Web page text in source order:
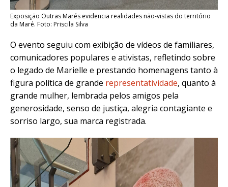
Exposição Outras Marés evidencia realidades não-vistas do território
da Maré. Foto: Priscila Silva
O evento seguiu com exibição de vídeos de familiares,
comunicadores populares e ativistas, refletindo sobre
o legado de Marielle e prestando homenagens tanto à
figura política de grande representatividade, quanto à
grande mulher, lembrada pelos amigos pela
generosidade, senso de justiça, alegria contagiante e
sorriso largo, sua marca registrada.